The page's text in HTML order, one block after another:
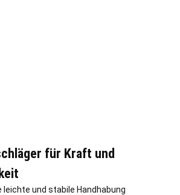
für Kraft und
leichte und stabile Handhabung